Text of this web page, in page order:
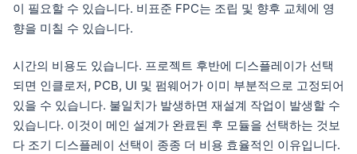
이 필요할 수 있습니다. 비표준 FPC는 조립 및 향후 교체에 영
향을 미칠 수 있습니다.
시간의 비용도 있습니다. 프로젝트 후반에 디스플레이가 선택
되면 인클로저, PCB, UI 및 펌웨어가 이미 부분적으로 고정되어
있을 수 있습니다. 불일치가 발생하면 재설계 작업이 발생할 수
있습니다. 이것이 메인 설계가 완료된 후 모듈을 선택하는 것보
다 조기 디스플레이 선택이 종종 더 비용 효율적인 이유입니다.